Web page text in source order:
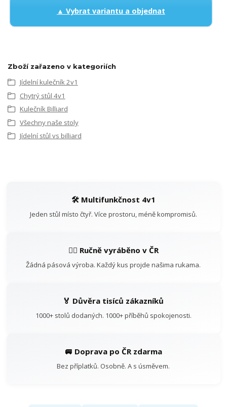
▲ Vybrat variantu a objednat
Zboží zařazeno v kategoriích
Jídelní kulečník 2v1
Chytrý stůl 4v1
Kulečník Billiard
Všechny naše stoly
Jídelní stůl vs billiard
🛠️ Multifunkčnost 4v1
Jeden stůl místo čtyř. Více prostoru, méně kompromisů.
👷‍♂️ Ručně vyráběno v ČR
Žádná pásová výroba. Každý kus projde našima rukama.
🏅 Důvěra tisíců zákazníků
1000+ stolů dodaných. 1000+ příběhů spokojenosti.
🚐 Doprava po ČR zdarma
Bez příplatků. Osobně. A s úsměvem.